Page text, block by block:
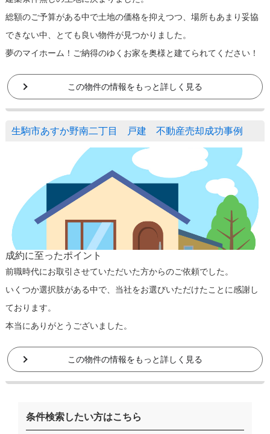
総額のご予算がある中で土地の価格を抑えつつ、場所もあまり妥協
できない中、とても良い物件が見つかりました。
夢のマイホーム！ご納得のゆくお家を奥様と建てられてください！
この物件の情報をもっと詳しく見る
生駒市あすか野南二丁目 戸建 不動産売却成功事例
成約に至ったポイント
前職時代にお取引させていただいた方からのご依頼でした。
いくつか選択肢がある中で、当社をお選びいただけたことに感謝し
ております。
本当にありがとうございました。
この物件の情報をもっと詳しく見る
条件検索したい方はこちら